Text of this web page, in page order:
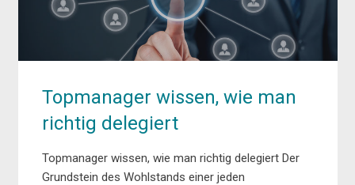
Topmanager wissen, wie man
richtig delegiert
Topmanager wissen, wie man richtig delegiert Der
Grundstein des Wohlstands einer jeden